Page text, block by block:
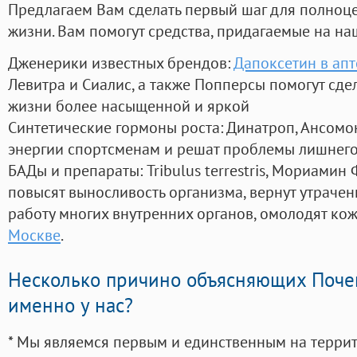
Предлагаем Вам сделать первый шаг для
жизни. Вам помогут средства, придагаемые на
Дженерики известных брендов:Дапоксетин в
Левитра и Сиалис, а также Попперсы помогут
жизни более насыщенной и яркой
Синтетические гормоны роста: Динатроп,
энергии спортсменам и решат проблемы
БАДы и препараты:Tribulus terrestris, Мориамин
повысят выносливость организма, вернут
работу многих внутренних органов, омолодят
Москве.
Несколько причино объясняющих
именно у нас?
* Мы являемся первым и единственным на